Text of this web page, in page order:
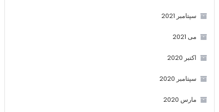
سپتامبر 2021
می 2021
اکتبر 2020
سپتامبر 2020
مارس 2020